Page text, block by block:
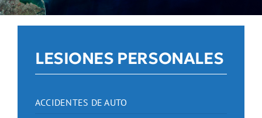
LESIONES PERSONALES
ACCIDENTES DE AUTO